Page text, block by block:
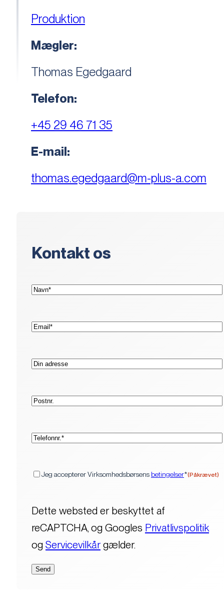
Produktion
Mægler:
Thomas Egedgaard
Telefon:
+45 29 46 71 35
E-mail:
thomas.egedgaard@m-plus-a.com
Kontakt os
Navn*
E-
mail*
Adresse
Postnr.
Telefon*
Jeg accepterer Virksomhedsbørsens betingelser*(Påkrævet)
Dette websted er beskyttet af
reCAPTCHA, og Googles Privatlivspolitik
og Servicevilkårgælder.